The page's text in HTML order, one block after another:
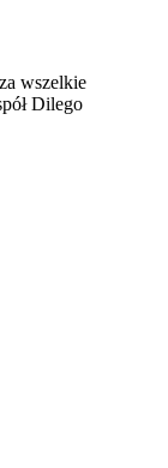
wszelkie
Dilego